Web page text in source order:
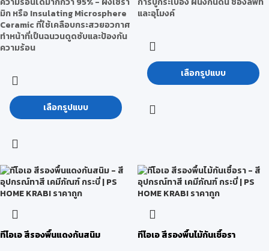
มิก หรือ Insulating Microsphere
Ceramic ที่ใช้เคลือบกระสวยอวกาศ
ทำหน้าที่เป็นฉนวนดูดซับและป้องกัน
ความร้อน
เลือกรูปแบบ
และอุโมงค์
เลือกรูปแบบ
ทีโอเอ สีรองพื้นแดงกันสนิม
ทีโอเอ สีรองพื้นไม้กันเชื้อรา